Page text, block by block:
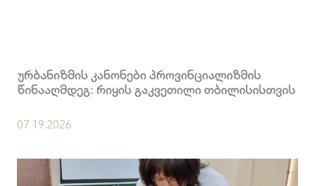
ურბანიზმის კანონები პროვინციალიზმის
წინააღმდეგ: რიყის გაკვეთილი თბილისისთვის
07.19.2026